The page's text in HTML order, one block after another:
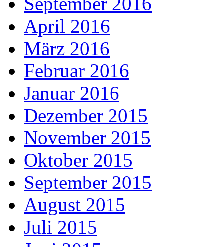
April 2016
März 2016
Februar 2016
Januar 2016
Dezember 2015
November 2015
Oktober 2015
September 2015
August 2015
Juli 2015